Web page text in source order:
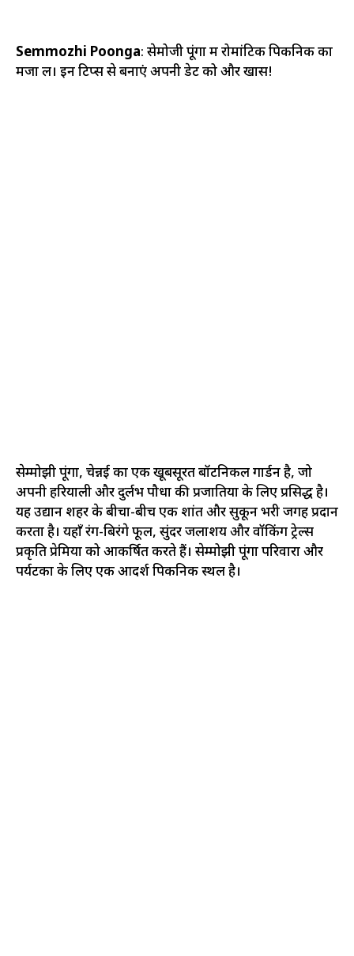
Semmozhi Poonga: सेमोजी पूंगा में रोमांटिक पिकनिक का
मजा लें। इन टिप्स से बनाएं अपनी डेट को और खास!
सेम्मोझी पूंगा, चेन्नई का एक खूबसूरत बॉटनिकल गार्डन है, जो
अपनी हरियाली और दुर्लभ पौधों की प्रजातियों के लिए प्रसिद्ध है।
यह उद्यान शहर के बीचों-बीच एक शांत और सुकून भरी जगह प्रदान
करता है। यहाँ रंग-बिरंगे फूल, सुंदर जलाशय और वॉकिंग ट्रेल्स
प्रकृति प्रेमियों को आकर्षित करते हैं। सेम्मोझी पूंगा परिवारों और
पर्यटकों के लिए एक आदर्श पिकनिक स्थल है।